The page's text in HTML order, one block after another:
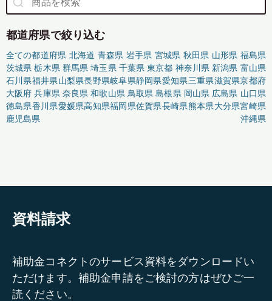
都道府県で絞り込む
全ての都道府県 北海道 青森県 岩手県 宮城県 秋田県 山形県 福島県
茨城県 栃木県 群馬県 埼玉県 千葉県 東京都 神奈川県 新潟県 富山県
石川県福井県山梨県長野県岐阜県静岡県愛知県三重県滋賀県京都府
大阪府 兵庫県 奈良県 和歌山県 鳥取県 島根県 岡山県 広島県 山口県
徳島県香川県愛媛県高知県福岡県佐賀県長崎県熊本県大分県宮崎県
鹿児島県
沖縄県
資料請求
補助金コネクトのサービス資料をダウンロードい
ただけます。補助金申請をご検討の方はぜひご一
読ください。